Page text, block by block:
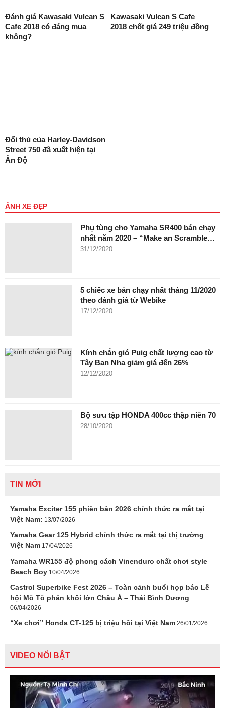
Đánh giá Kawasaki Vulcan S
Cafe 2018 có đáng mua
không?
Kawasaki Vulcan S Cafe
2018 chốt giá 249 triệu đồng
Đối thủ của Harley-Davidson
Street 750 đã xuất hiện tại
Ấn Độ
ẢNH XE ĐẸP
Phụ tùng cho Yamaha SR400 bán chạy
nhất năm 2020 – “Make an Scramble…
31/12/2020
5 chiếc xe bán chạy nhất tháng 11/2020
theo đánh giá từ Webike
17/12/2020
Kính chắn gió Puig chất lượng cao từ
Tây Ban Nha giảm giá đến 26%
12/12/2020
Bộ sưu tập HONDA 400cc thập niên 70
28/10/2020
TIN MỚI
Yamaha Exciter 155 phiên bản 2026 chính thức ra mắt tại
Việt Nam: 13/07/2026
Yamaha Gear 125 Hybrid chính thức ra mắt tại thị trường
Việt Nam 17/04/2026
Yamaha WR155 độ phong cách Vinenduro chất chơi style
Beach Boy 10/04/2026
Castrol Superbike Fest 2026 – Toàn cảnh buổi họp báo Lễ
hội Mô Tô phân khối lớn Châu Á – Thái Bình Dương
06/04/2026
“Xe chơi” Honda CT-125 bị triệu hồi tại Việt Nam 26/01/2026
VIDEO NỔI BẬT